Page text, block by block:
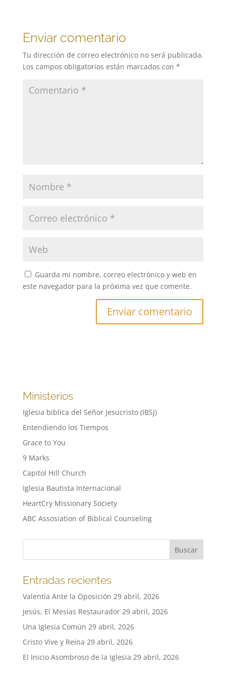
Enviar comentario
Tu dirección de correo electrónico no será publicada.
Los campos obligatorios están marcados con *
Guarda mi nombre, correo electrónico y web en
este navegador para la próxima vez que comente.
Ministerios
Iglesia biblica del Señor Jesucristo (IBSJ)
Entendiendo los Tiempos
Grace to You
9 Marks
Capitol Hill Church
Iglesia Bautista Internacional
HeartCry Missionary Society
ABC Assosiation of Biblical Counseling
Entradas recientes
Valentía Ante la Oposición 29 abril, 2026
Jesús, El Mesías Restaurador 29 abril, 2026
Una Iglesia Común 29 abril, 2026
Cristo Vive y Reina 29 abril, 2026
El Inicio Asombroso de la Iglesia 29 abril, 2026